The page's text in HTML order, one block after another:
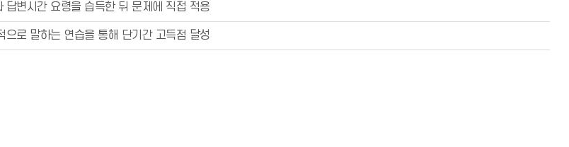
답변시간 요령을 습득한 뒤 문제에 직접 적용
으로 말하는 연습을 통해 단기간 고득점 달성